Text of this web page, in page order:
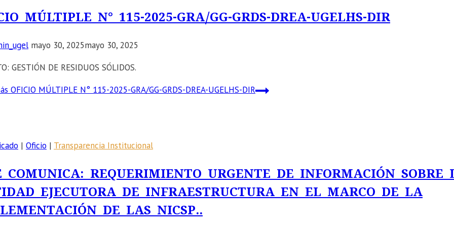
MÚLTIPLE N° 115-2025-GRA/GG-GRDS-DREA-UGELHS-DIR
mayo 30, 2025mayo 30, 2025
GESTIÓN DE RESIDUOS SÓLIDOS.
OFICIO MÚLTIPLE N° 115-2025-GRA/GG-GRDS-DREA-UGELHS-DIR
| Oficio | Transparencia Institucional
COMUNICA: REQUERIMIENTO URGENTE DE INFORMACIÓN SOBRE
EJECUTORA DE INFRAESTRUCTURA EN EL MARCO DE LA
DE LAS NICSP..